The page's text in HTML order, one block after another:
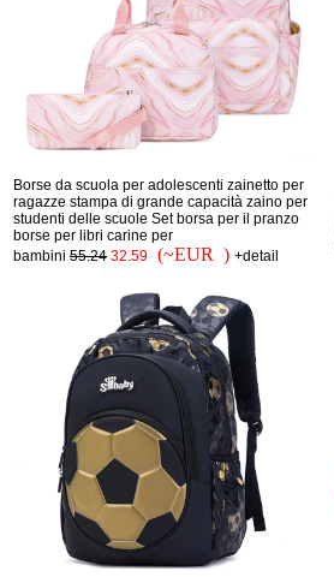
Borse da scuola per adolescenti zainetto per
ragazze stampa di grande capacità zaino per
studenti delle scuole Set borsa per il pranzo
borse per libri carine per
bambini 55.24 32.59 (~EUR ) +detail